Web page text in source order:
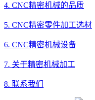
4. CNC精密机械的品质
5. CNC精密零件加工选材
6. CNC精密机械设备
7. 关于精密机械加工
8. 联系我们